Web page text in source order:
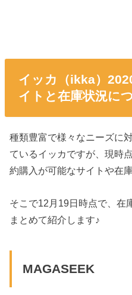
イッカ（ikka）
イトと在庫状況に
種類豊富で様々なニーズに
ているイッカですが、現時
約購入が可能なサイトや在
そこで12月19日時点で、在
まとめて紹介します♪
MAGASEEK